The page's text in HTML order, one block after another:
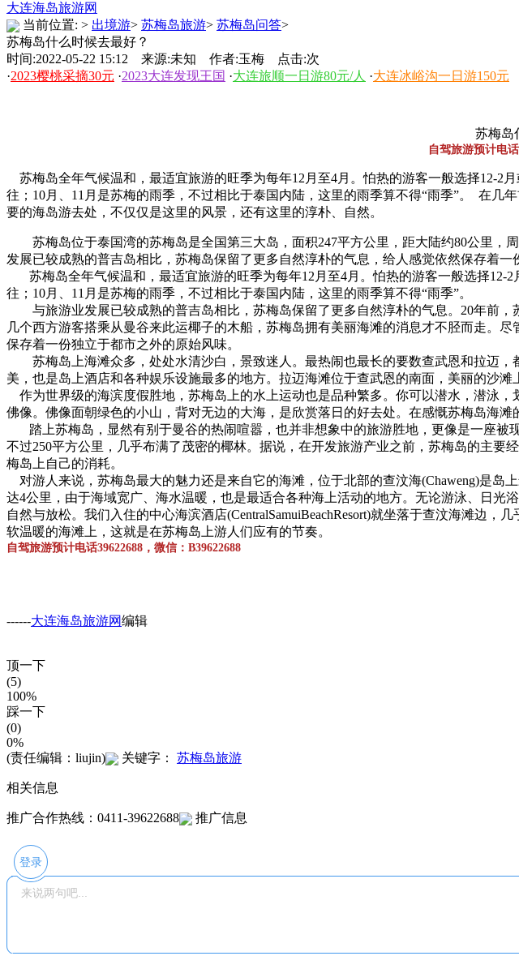
大连海岛旅游网
当前位置: > 出境游> 苏梅岛旅游> 苏梅岛问答>
苏梅岛什么时候去最好？
时间:2022-05-22 15:12 来源:未知 作者:玉梅 点击:次
·2023樱桃采摘30元 ·2023大连发现王国 ·大连旅顺一日游80元/人 ·大连冰峪沟一日游150元
苏梅岛
自驾旅游预计电
苏梅岛全年气候温和，最适宜旅游的旺季为每年12月至4月。怕热的游客一般选择12-2
往；10月、11月是苏梅的雨季，不过相比于泰国内陆，这里的雨季算不得“雨季”。
在几
要的海岛游去处，不仅仅是这里的风景，还有这里的淳朴、自然。
苏梅岛位于泰国湾的苏梅岛是全国第三大岛，面积247平方公里，距大陆约80公里，
发展已较成熟的普吉岛相比，苏梅岛保留了更多自然淳朴的气息，给人感觉依然保存着一
苏梅岛全年气候温和，最适宜旅游的旺季为每年12月至4月。怕热的游客一般选择12-
往；10月、11月是苏梅的雨季，不过相比于泰国内陆，这里的雨季算不得“雨季”。
与旅游业发展已较成熟的普吉岛相比，苏梅岛保留了更多自然淳朴的气息。20年前，
几个西方游客搭乘从曼谷来此运椰子的木船，苏梅岛拥有美丽海滩的消息才不胫而走。
保存着一份独立于都市之外的原始风味。
苏梅岛上海滩众多，处处水清沙白，景致迷人。最热闹也最长的要数查武恩和拉迈，
美，也是岛上酒店和各种娱乐设施最多的地方。拉迈海滩位于查武恩的南面，美丽的沙
作为世界级的海滨度假胜地，苏梅岛上的水上运动也是品种繁多。你可以潜水，潜泳
佛像。佛像面朝绿色的小山，背对无边的大海，是欣赏落日的好去处。在感慨苏梅岛海
踏上苏梅岛，显然有别于曼谷的热闹喧嚣，也并非想象中的旅游胜地，更像是一座被
不过250平方公里，几乎布满了茂密的椰林。据说，在开发旅游产业之前，苏梅岛的主
梅岛上自己的消耗。
对游人来说，苏梅岛最大的魅力还是来自它的海滩，位于北部的查汶海(Chaweng)是岛
达4公里，由于海域宽广、海水温暖，也是最适合各种海上活动的地方。无论游泳、日
自然与放松。我们入住的中心海滨酒店(CentralSamuiBeachResort)就坐落于查汶海滩边
软温暖的海滩上，这就是在苏梅岛上游人们应有的节奏。
自驾旅游预计电话39622688，微信：B39622688
------大连海岛旅游网编辑
顶一下
(5)
100%
踩一下
(0)
0%
(责任编辑：liujin)
关键字： 苏梅岛旅游
相关信息
推广合作热线：0411-39622688 推广信息
登录